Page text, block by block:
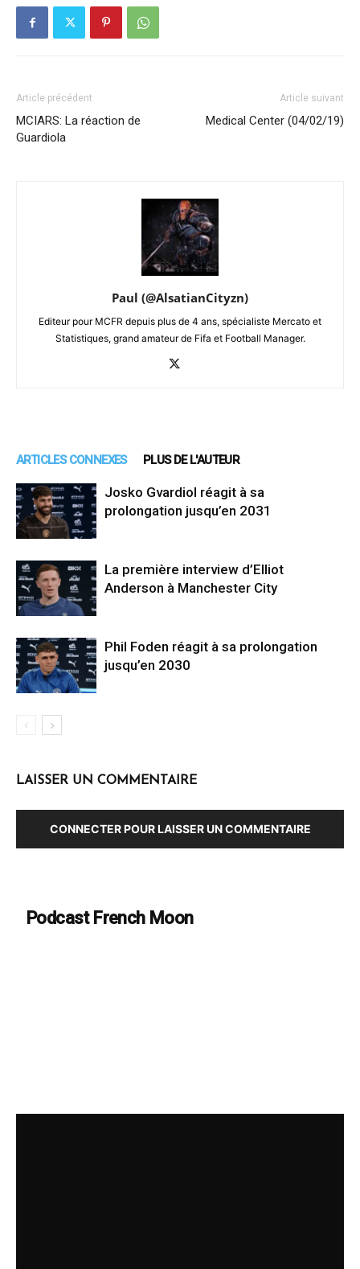
Article précédent
MCIARS: La réaction de
Guardiola
Article suivant
Medical Center (04/02/19)
Paul (@AlsatianCityzn)
Editeur pour MCFR depuis plus de 4 ans, spécialiste Mercato et
Statistiques, grand amateur de Fifa et Football Manager.
ARTICLES CONNEXES PLUS DE L'AUTEUR
Josko Gvardiol réagit à sa
prolongation jusqu’en 2031
La première interview d’Elliot
Anderson à Manchester City
Phil Foden réagit à sa prolongation
jusqu’en 2030
LAISSER UN COMMENTAIRE
CONNECTER POUR LAISSER UN COMMENTAIRE
Podcast French Moon